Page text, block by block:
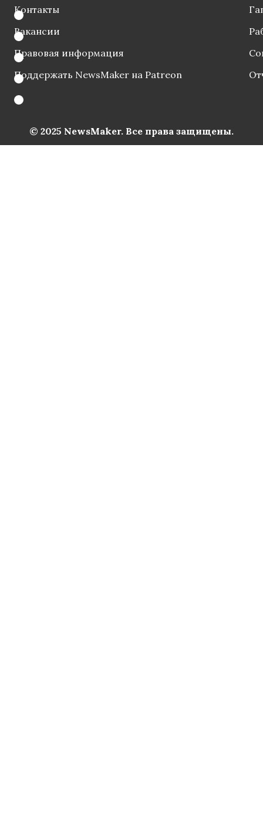
Контакты
Вакансии
Правовая информация
Поддержать NewsMaker на Patreon
© 2025 NewsMaker. Все права защищены.